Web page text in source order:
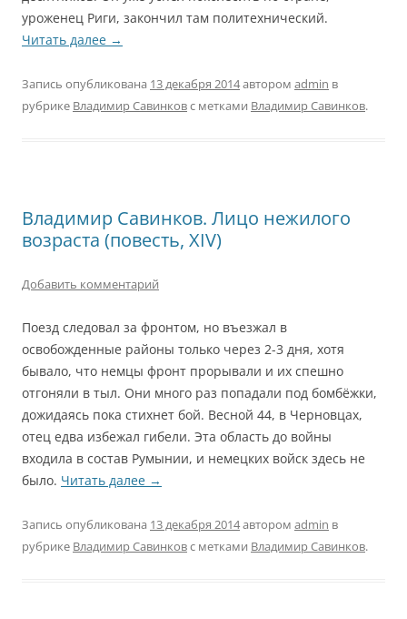
уроженец Риги, закончил там политехнический.
Читать далее →
Запись опубликована 13 декабря 2014автором admin в
рубрике Владимир Савинковс метками Владимир Савинков.
Владимир Савинков. Лицо нежилого
возраста (повесть, XIV)
Добавить комментарий
Поезд следовал за фронтом, но въезжал в
освобожденные районы только через 2-3 дня, хотя
бывало, что немцы фронт прорывали и их спешно
отгоняли в тыл. Они много раз попадали под бомбёжки,
дожидаясь пока стихнет бой. Весной 44, в Черновцах,
отец едва избежал гибели. Эта область до войны
входила в состав Румынии, и немецких войск здесь не
было. Читать далее →
Запись опубликована 13 декабря 2014автором admin в
рубрике Владимир Савинковс метками Владимир Савинков.